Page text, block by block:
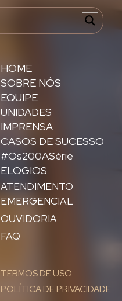
HOME
SOBRE NÓS
EQUIPE
UNIDADES
IMPRENSA
CASOS DE SUCESSO
#Os200ASérie
ELOGIOS
ATENDIMENTO
EMERGENCIAL
OUVIDORIA
FAQ
TERMOS DE USO
POLÍTICA DE PRIVACIDADE